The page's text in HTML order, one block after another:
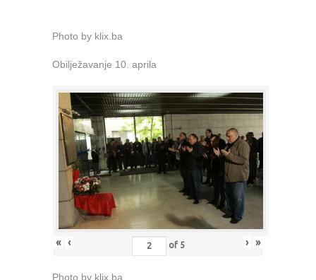
Photo by klix.ba
Obilježavanje 10. aprila
« ‹ of 5 › »
Photo by klix.ba